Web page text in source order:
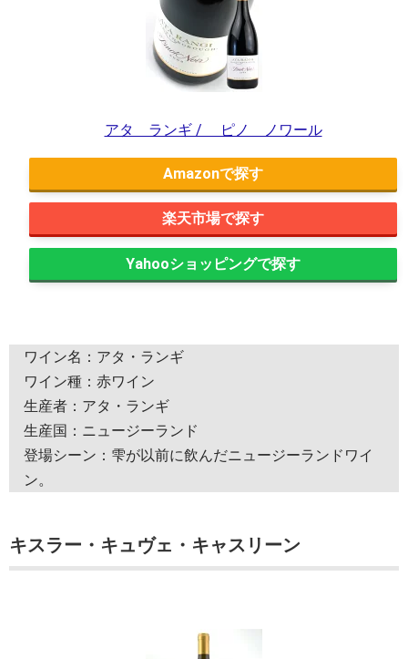
アタ ランギ / ピノ ノワール
Amazon
楽天市場
Yahooショッピング
ワイン名：アタ・ランギ
ワイン種：赤ワイン
生産者：アタ・ランギ
生産国：ニュージーランド
登場シーン：雫が以前に飲んだニュージーランドワイ
ン。
キスラー・キュヴェ・キャスリーン